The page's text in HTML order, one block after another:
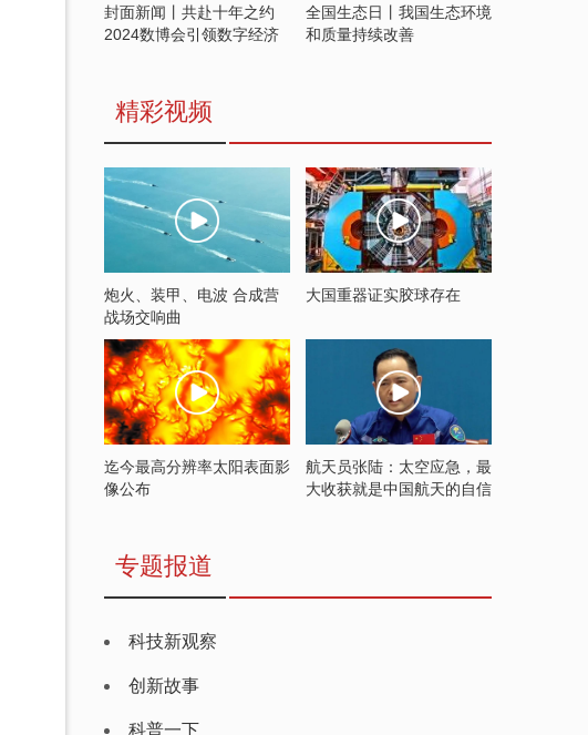
封面新闻丨共赴十年之约
2024数博会引领数字经济
全国生态日丨我国生态环境
和质量持续改善
精彩视频
炮火、装甲、电波 合成营
战场交响曲
大国重器证实胶球存在
迄今最高分辨率太阳表面影
像公布
航天员张陆：太空应急，最
大收获就是中国航天的自信
专题报道
科技新观察
创新故事
科普一下